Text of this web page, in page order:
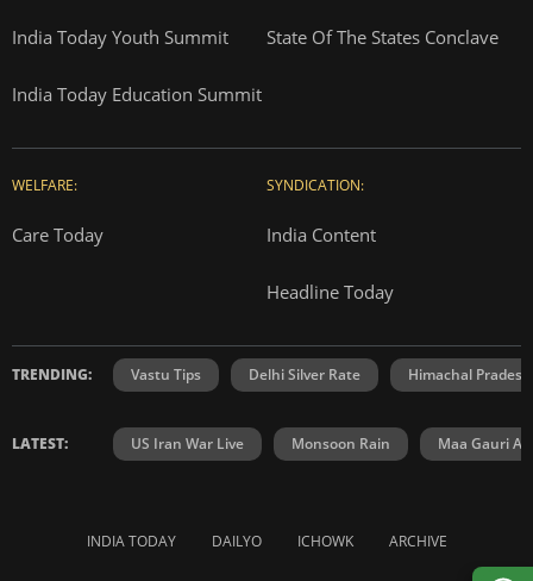
India Today Youth Summit State Of The States Conclave
India Today Education Summit
WELFARE:
Care Today
SYNDICATION:
India Content
Headline Today
TRENDING: Vastu Tips Delhi Silver Rate Himachal
LATEST: US Iran War Live Monsoon Rain Maa Gauri
INDIA TODAY DAILYO ICHOWK ARCHIVE